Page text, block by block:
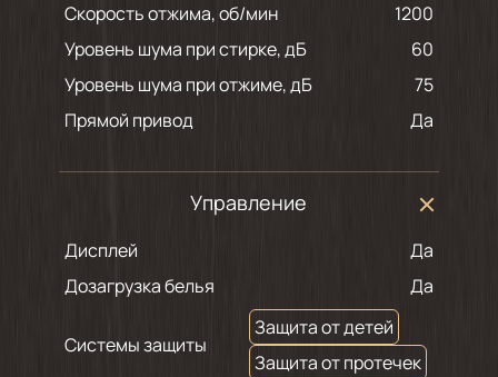
Скорость отжима, об/мин
1200
Уровень шума при стирке, дБ
60
Уровень шума при отжиме, дБ
75
Прямой привод
Да
Управление
Дисплей
Да
Дозагрузка белья
Да
Системы защиты
Защита от детей
Защита от протечек